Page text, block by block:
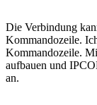
Die Verbindung
Kommandozeile.
Kommandozeile.
aufbauen und
an.